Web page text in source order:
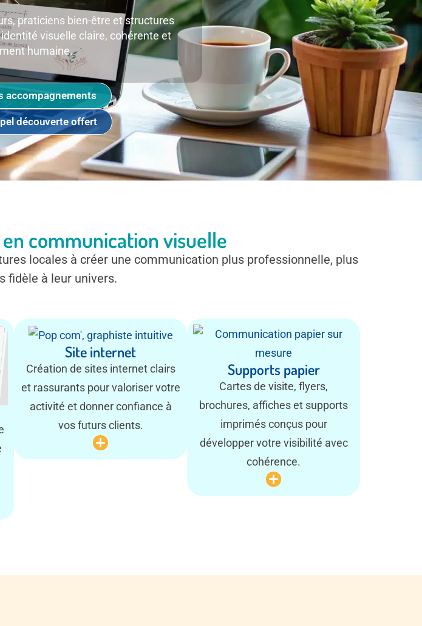
praticiens bien-être et structures
visuelle claire, cohérente et
humaine.
accompagnements
découverte offert
communication visuelle
locales à créer une communication plus professionnelle, plus
fidèle à leur univers.
Site internet
Création de sites internet clairs
et rassurants pour valoriser votre
activité et donner confiance à
vos futurs clients.
Supports papier
Cartes de visite, flyers,
brochures, affiches et supports
imprimés conçus pour
développer votre visibilité avec
cohérence.